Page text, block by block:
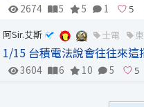
2674 5 5 1
阿Sir.艾斯 士電
1/15 台積電法說會往往來這
3604 6 10 5